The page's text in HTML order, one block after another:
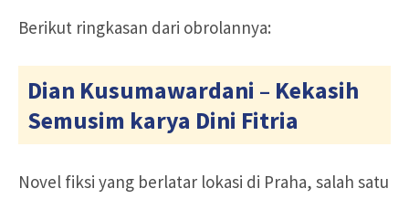
Berikut ringkasan dari obrolannya:
Dian Kusumawardani – Kekasih
Semusim karya Dini Fitria
Novel fiksi yang berlatar lokasi di Praha, salah satu